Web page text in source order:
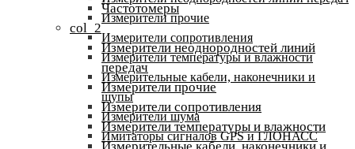
Измерители прочие
Измерители сопротивления
Измерители температуры и влажности
Измерительные кабели, наконечники и
щупы
Измерители шума
Имитаторы сигналов GPS и ГЛОНАСС
Частотомеры
col_2
Измерители неоднородностей линий
передач
Измерители прочие
Измерители сопротивления
Измерители температуры и влажности